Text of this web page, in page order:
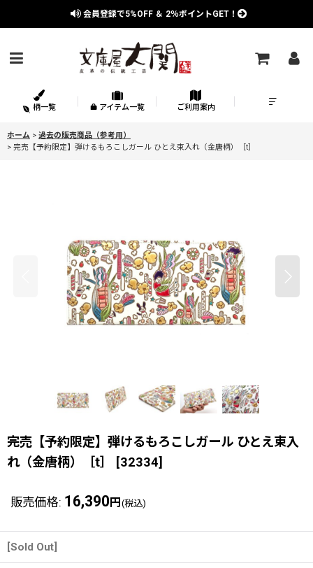
会員登録で5%OFF ＆ 2％ポイントGET！
柄一覧 アイテム一覧 ご利用案内
ホーム > 過去の販売商品（参考用）
> 完売【予約限定】弾けるもろこしガール ひとえ束入れ（金唐柄）［t］
完売【予約限定】弾けるもろこしガール ひとえ束入
れ（金唐柄）［t］
[32334]
販売価格: 16,390 円 (税込)
[Sold Out]